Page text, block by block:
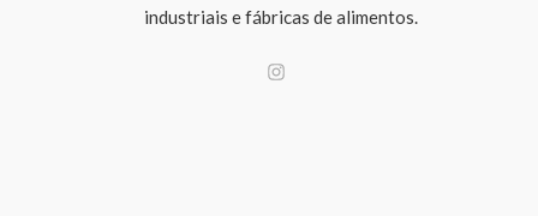
industriais e fábricas de alimentos.